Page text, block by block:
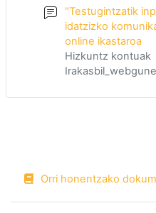
"Testugintzatik
idatzizko
online ikastaroa
Hizkuntz kontuak
Orri honentzako